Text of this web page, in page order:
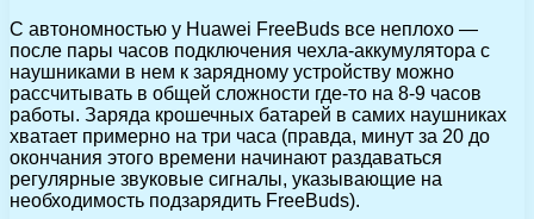
C автономностью у Huawei FreeBuds все неплохо —
после пары часов подключения чехла-аккумулятора с
наушниками в нем к зарядному устройству можно
рассчитывать в общей сложности где-то на 8-9 часов
работы. Заряда крошечных батарей в самих наушниках
хватает примерно на три часа (правда, минут за 20 до
окончания этого времени начинают раздаваться
регулярные звуковые сигналы, указывающие на
необходимость подзарядить FreeBuds).